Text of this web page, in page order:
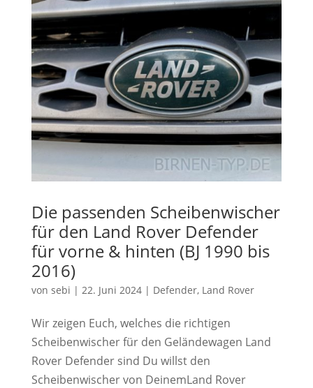
Die passenden Scheibenwischer
für den Land Rover Defender
für vorne & hinten (BJ 1990 bis
2016)
von sebi | 22. Juni 2024| Defender, Land Rover
Wir zeigen Euch, welches die richtigen
Scheibenwischer für den Geländewagen Land
Rover Defender sind Du willst den
Scheibenwischer von DeinemLand Rover